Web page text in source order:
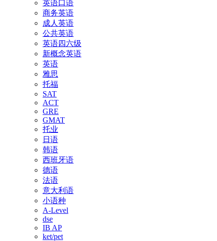
英语口语
商务英语
成人英语
公共英语
英语四六级
新概念英语
英语
雅思
托福
SAT
ACT
GRE
GMAT
托业
日语
韩语
西班牙语
德语
法语
意大利语
小语种
A-Level
dse
IB AP
ket/pet